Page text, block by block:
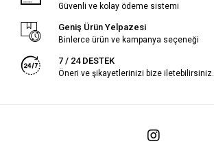
Güvenli ve kolay ödeme sistemi
Geniş Ürün Yelpazesi
Binlerce ürün ve kampanya seçeneği
7 / 24 DESTEK
Öneri ve şikayetlerinizi bize iletebilirsiniz.